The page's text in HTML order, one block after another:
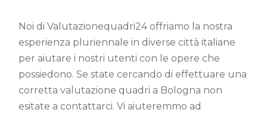
Noi di Valutazionequadri24 offriamo la nostra
esperienza pluriennale in diverse città italiane
per aiutare i nostri utenti con le opere che
possiedono. Se state cercando di effettuare una
corretta valutazione quadri a Bologna non
esitate a contattarci. Vi aiuteremmo ad